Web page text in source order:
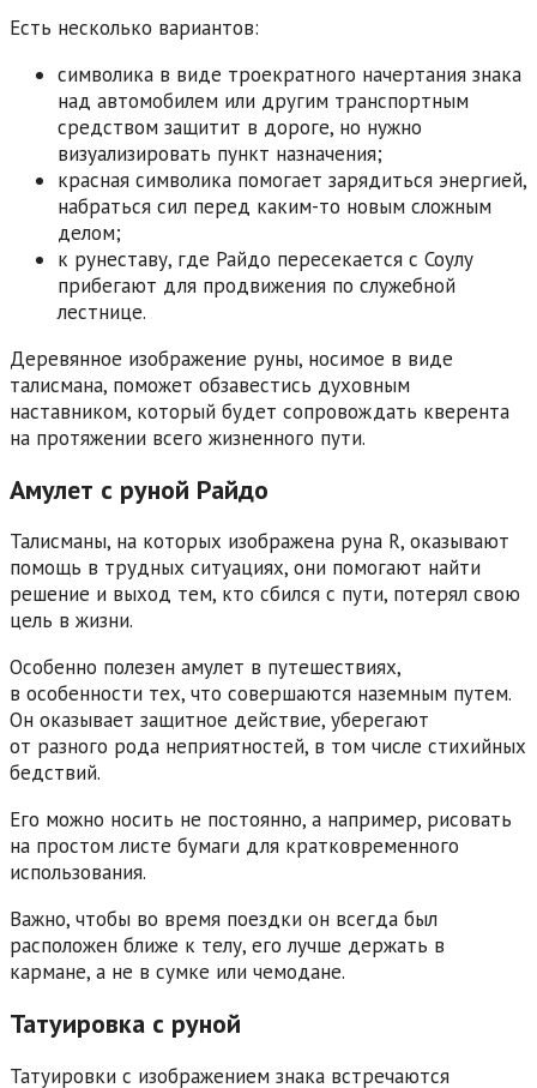
Есть несколько вариантов:
символика в виде троекратного начертания знака
над автомобилем или другим транспортным
средством защитит в дороге, но нужно
визуализировать пункт назначения;
красная символика помогает зарядиться энергией,
набраться сил перед каким-то новым сложным
делом;
к рунеставу, где Райдо пересекается с Соулу
прибегают для продвижения по служебной
лестнице.
Деревянное изображение руны, носимое в виде
талисмана, поможет обзавестись духовным
наставником, который будет сопровождать кверента
на протяжении всего жизненного пути.
Амулет с руной Райдо
Талисманы, на которых изображена руна R, оказывают
помощь в трудных ситуациях, они помогают найти
решение и выход тем, кто сбился с пути, потерял свою
цель в жизни.
Особенно полезен амулет в путешествиях,
в особенности тех, что совершаются наземным путем.
Он оказывает защитное действие, уберегают
от разного рода неприятностей, в том числе стихийных
бедствий.
Его можно носить не постоянно, а например, рисовать
на простом листе бумаги для кратковременного
использования.
Важно, чтобы во время поездки он всегда был
расположен ближе к телу, его лучше держать в
кармане, а не в сумке или чемодане.
Татуировка с руной
Татуировки с изображением знака встречаются